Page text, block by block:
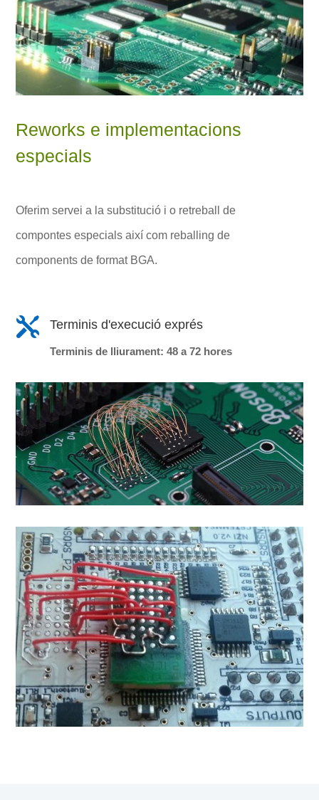
Reworks e implementacions
especials
Oferim servei a la substitució i o retreball de
compontes especials així com reballing de
components de format BGA.
 Terminis d'execució exprés
Terminis de lliurament: 48 a 72 hores